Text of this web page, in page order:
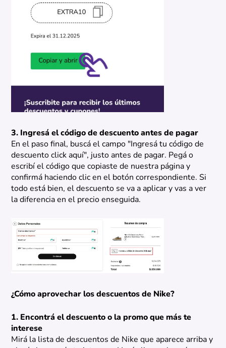
3. Ingresá el código de descuento antes de pagar
En el paso final, buscá el campo "Ingresá tu código de
descuento click aquí", justo antes de pagar. Pegá o
escribí el código que copiaste de nuestra página y
confirmá haciendo clic en el botón correspondiente. Si
todo está bien, el descuento se va a aplicar y vas a ver
la diferencia en el precio enseguida.
¿Cómo aprovechar los descuentos de Nike?
1. Encontrá el descuento o la promo que más te
interese
Mirá la lista de descuentos de Nike que aparece arriba y